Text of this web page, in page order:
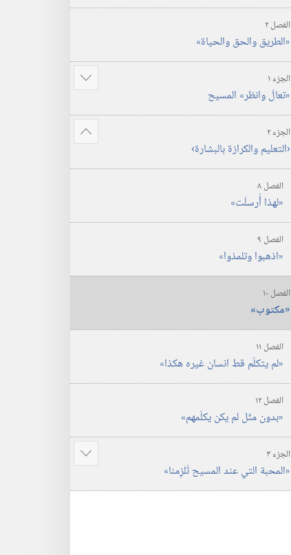
الفصل ٢
‏«الطريق والحق والحياة»‏
الجزء ١
‏«تعالَ وانظر» المسيح
عرض
الجزء ٢
‏‹التعليم والكرازة بالبشارة›‏
عرض
الفصل ٨
‏«لهذا أُرسلْت»‏
الفصل ٩
‏«اذهبوا وتلمذوا»‏
الفصل ١٠
‏«مكتوب»‏
الفصل ١١
‏«لم يتكلّم قط انسان غيره هكذا»‏
الفصل ١٢
‏«بدون مثَل لم يكن يكلّمهم»‏
الجزء ٣
‏«المحبة التي عند المسيح تُلزِمنا»‏
عرض